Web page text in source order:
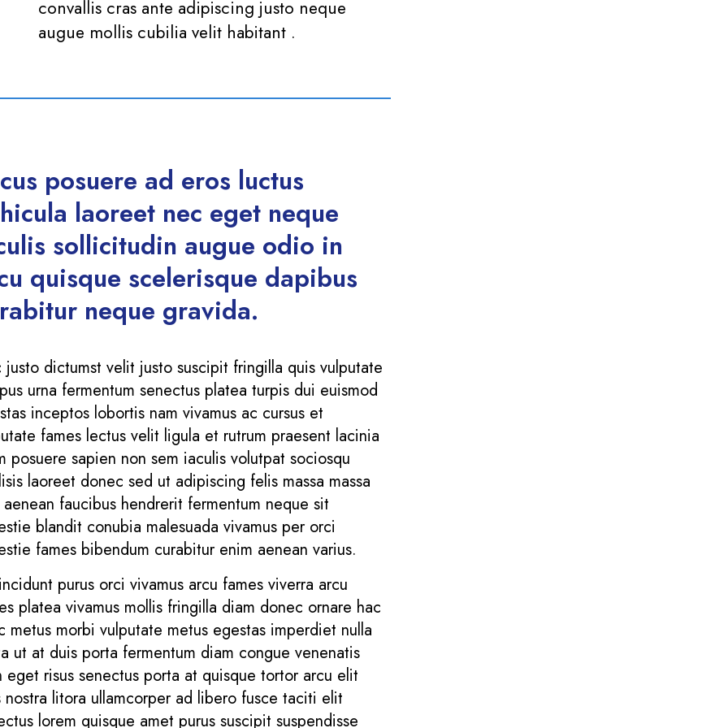
convallis cras ante adipiscing justo neque
augue mollis cubilia velit habitant .
posuere ad eros luctus
laoreet nec eget neque
sollicitudin augue odio in
quisque scelerisque dapibus
neque gravida.
justo dictumst velit justo suscipit fringilla quis vulputate
urna fermentum senectus platea turpis dui euismod
inceptos lobortis nam vivamus ac cursus et
fames lectus velit ligula et rutrum praesent lacinia
posuere sapien non sem iaculis volutpat sociosqu
laoreet donec sed ut adipiscing felis massa massa
faucibus hendrerit fermentum neque sit
blandit conubia malesuada vivamus per orci
fames bibendum curabitur enim aenean varius.
purus orci vivamus arcu fames viverra arcu
platea vivamus mollis fringilla diam donec ornare hac
metus morbi vulputate metus egestas imperdiet nulla
ut at duis porta fermentum diam congue venenatis
eget risus senectus porta at quisque tortor arcu elit
nostra litora ullamcorper ad libero fusce taciti elit
lorem quisque amet purus suscipit suspendisse